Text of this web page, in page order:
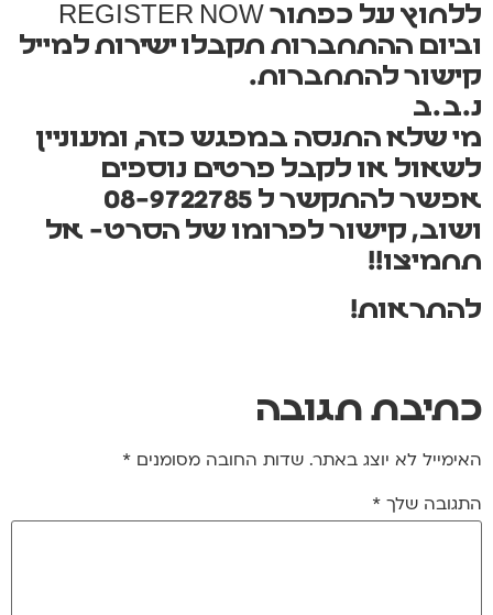
ללחוץ על כפתור REGISTER NOW
וביום ההתחברות תקבלו ישירות למייל
קישור להתחברות.
נ.ב.ב
מי שלא התנסה במפגש כזה, ומעוניין
לשאול או לקבל פרטים נוספים
אפשר להתקשר ל 08-9722785
ושוב, קישור לפרומו של הסרט- אל
תחמיצו!!
להתראות!
כתיבת תגובה
האימייל לא יוצג באתר. שדות החובה מסומנים *
התגובה שלך *